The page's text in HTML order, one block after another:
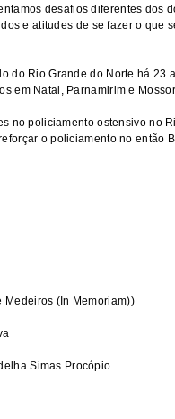
desafios diferentes dos
e atitudes de se fazer o que
do Rio Grande do Norte há 23
em Natal, Parnamirim e
no policiamento ostensivo no
o policiamento no então
Medeiros (In Memoriam))
Simas Procópio